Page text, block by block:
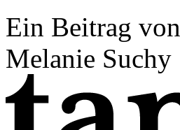
Ein Beitrag von
Melanie Suchy